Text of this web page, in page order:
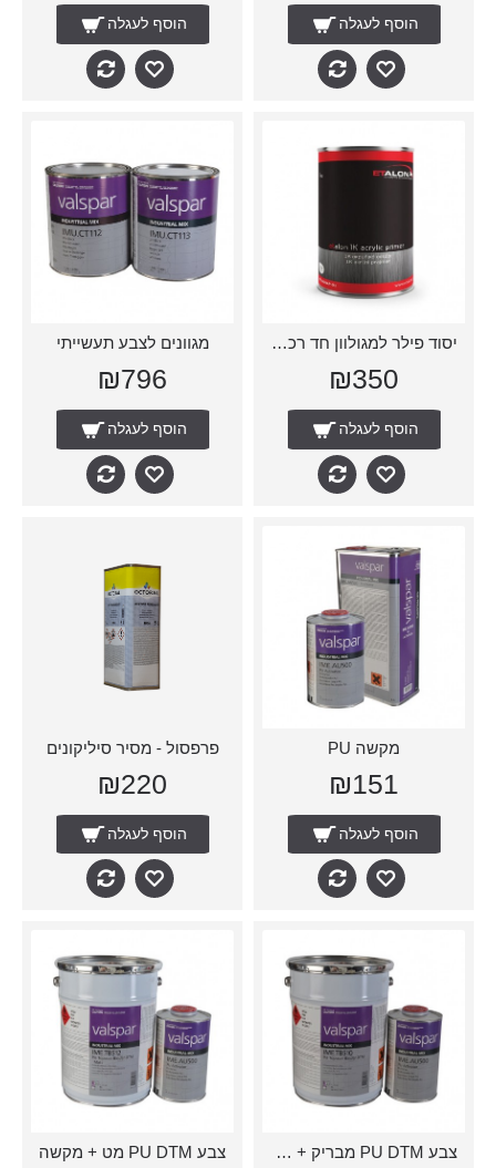
הוסף לעגלה הוסף לעגלה
יסוד פילר למגולוון חד רכיבי
₪350
הוסף לעגלה
מגוונים לצבע תעשייתי
₪796
הוסף לעגלה
מקשה PU
₪151
הוסף לעגלה
פרפסול - מסיר סיליקונים
₪220
הוסף לעגלה
צבע PU DTM מבריק + מקשה צבע PU DTM מט + מקשה